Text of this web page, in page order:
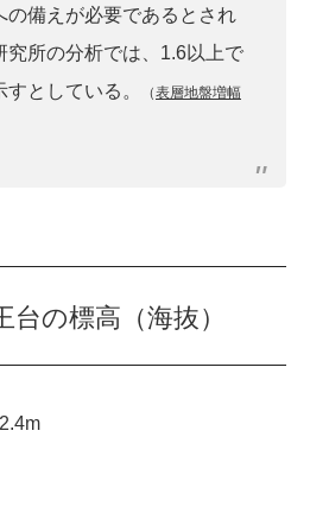
の備えが必要であるとされ
究所の分析では、1.6以上で
としている。
（表層地盤増幅
の標高（海抜）